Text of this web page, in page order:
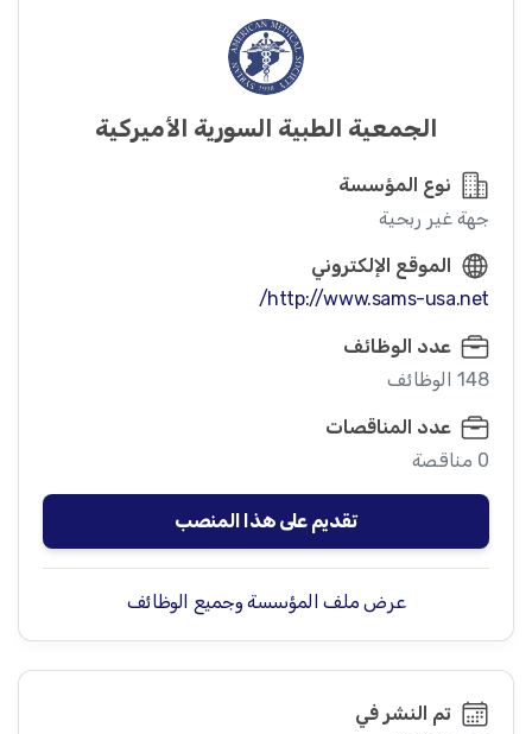
الجمعية الطبية السورية الأميركية
نوع المؤسسة
جهة غير ربحية
الموقع الإلكتروني
http://www.sams-usa.net/
عدد الوظائف
148 الوظائف
عدد المناقصات
0 مناقصة
تقديم على هذا المنصب
عرض ملف المؤسسة وجميع الوظائف
تم النشر في